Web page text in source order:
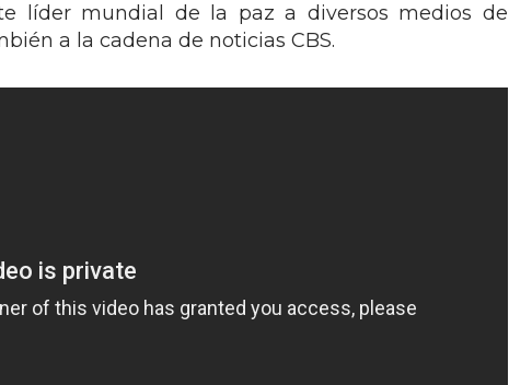
líder mundial de la paz a diversos medios de
a la cadena de noticias CBS.